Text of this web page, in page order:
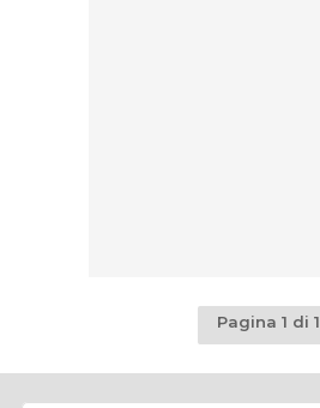
Pagina 1 di 1